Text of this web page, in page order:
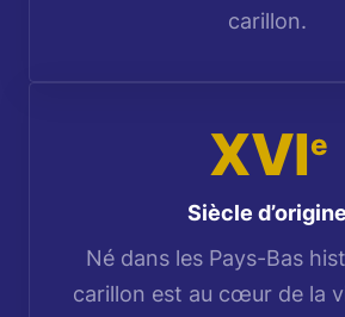
carillon.
XVIe
Siècle d’origine
Né dans les Pays-Bas
carillon est au cœur de la